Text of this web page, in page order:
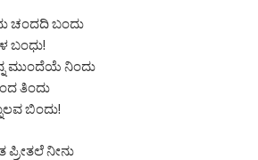
ಚಂದದಿ ಬಂದು
ಬಂಧು!
ಮುಂದೆಯೆ ನಿಂದು
ತಿಂದು
ಬಿಂದು!
ಪ್ರೀತಲೆ ನೀನು